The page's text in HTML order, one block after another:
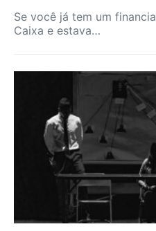
Se você já tem um
Caixa e estava…